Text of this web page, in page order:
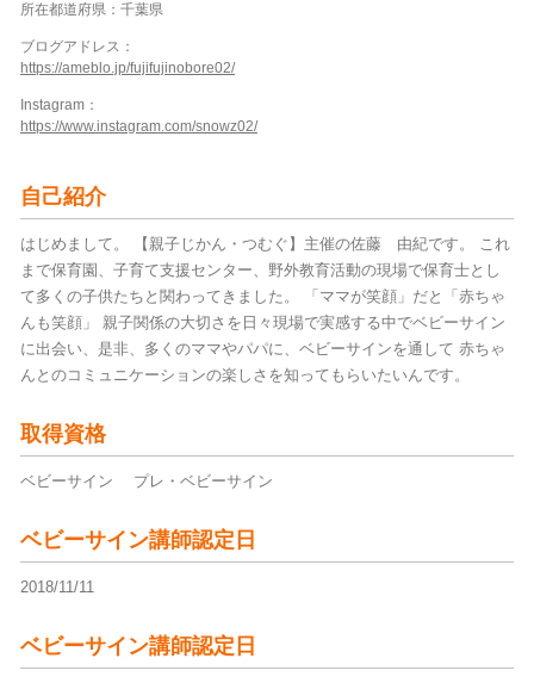
所在都道府県：千葉県
ブログアドレス：
https://ameblo.jp/fujifujinobore02/
Instagram：
https://www.instagram.com/snowz02/
自己紹介
はじめまして。 【親子じかん・つむぐ】主催の佐藤 由紀です。 これ
まで保育園、子育て支援センター、野外教育活動の現場で保育士とし
て多くの子供たちと関わってきました。 「ママが笑顔」だと「赤ちゃ
んも笑顔」 親子関係の大切さを日々現場で実感する中でベビーサイン
に出会い、是非、多くのママやパパに、ベビーサインを通して 赤ちゃ
んとのコミュニケーションの楽しさを知ってもらいたいんです。
取得資格
ベビーサイン プレ・ベビーサイン
ベビーサイン講師認定日
2018/11/11
ベビーサイン講師認定日